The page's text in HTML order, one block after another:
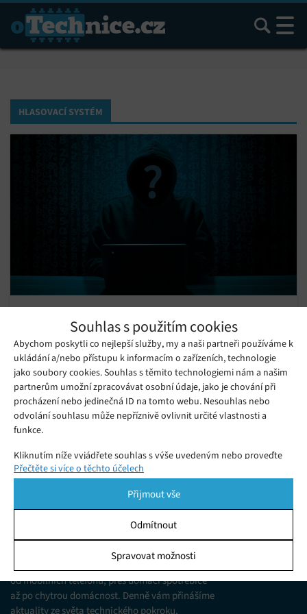
Souhlas s použitím cookies
Abychom poskytli co nejlepší služby, my a naši partneři používáme k
ukládání a/nebo přístupu k informacím o zařízeních, technologie
jako soubory cookies. Souhlas s těmito technologiemi nám a našim
partnerům umožní zpracovávat osobní údaje, jako je chování při
procházení nebo jedinečná ID na tomto webu. Nesouhlas nebo
odvolání souhlasu může nepříznivě ovlivnit určité vlastnosti a
funkce.
Kliknutím níže vyjádřete souhlas s výše uvedeným nebo proveďte
podrobnější rozhodnutí. Vaše volby budou použity pouze na tomto
pomocí přepínačů v Zásadách cookies nebo kliknutím na tlačítko
Spravovat souhlas ve spodní části obrazovky.
Ukládání a/nebo přístup k informacím v zařízení, Porozumění
publiku prostřednictvím statistik nebo kombinací údajů z
různých zdrojů.
Přečtěte si více o těchto účelech
Přijmout vše
Odmítnout
Spravovat možnosti
Hledat
HLASOVACÍ SYSTÉM
zkoušet nanečisto napadnout americké
volební stránky
Pondělí 06. 08. 2018 Redakce
„Hlasovací systémy ve spojených státech jsou v tak žalostném
stavu, že je dokáže úspěšně napadnout i osmileté dítě.“
Jsme web zajímající se o technologické novinky
od mobilních telefonů, přes domácí spotřebiče
až po chytrou domácnost. Denně vám přinášíme
aktuality ze světa technického pokroku,